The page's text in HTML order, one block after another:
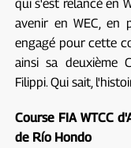
qui s'est relancé en
avenir en WEC, en
engagé pour cette
ainsi sa deuxième
Filippi. Qui sait,
Course FIA ​​WTCC
de Río Hondo